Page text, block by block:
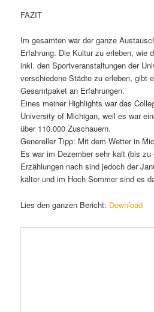
FAZIT
Im gesamten war der ganze
Erfahrung. Die Kultur zu erleben, wie
inkl. den Sportveranstaltungen der
verschiedene Städte zu erleben, gibt
Gesamtpaket an Erfahrungen.
Eines meiner Highlights war das
University of Michigan, weil es war
über 110.000 Zuschauern.
Genereller Tipp: Mit dem Wetter in
Es war im Dezember sehr kalt (bis
Erzählungen nach sind jedoch der
kälter und im Hoch Sommer sind es
Lies den ganzen Bericht: Download